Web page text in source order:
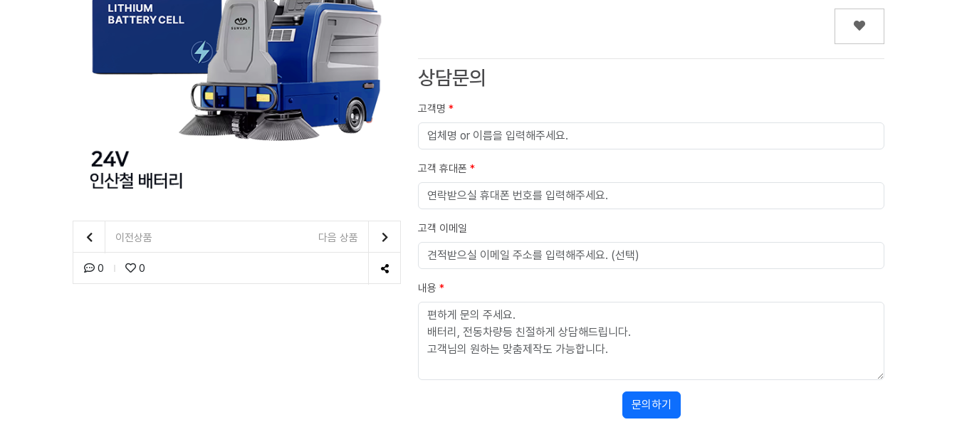
이전상품 다음 상품
0 0
상담문의
고객명 *
고객 휴대폰 *
고객 이메일
내용 *
문의하기